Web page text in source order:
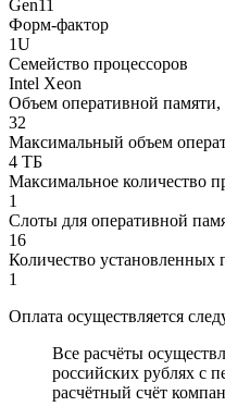
Gen11
Форм-фактор
1U
Семейство процессоров
Intel Xeon
Объем оперативной памяти,
32
Максимальный объем
4 ТБ
Максимальное количество
1
Слоты для оперативной
16
Количество установленных
1
Оплата осуществляется
Все расчёты
российских рублях с
расчётный счёт